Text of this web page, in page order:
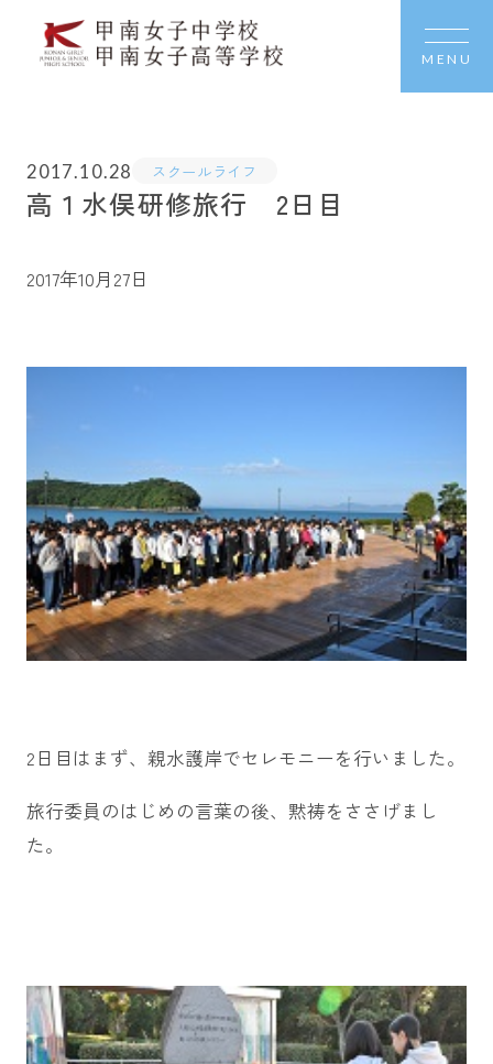
MENU
2017.10.28 スクールライフ
高１水俣研修旅行 2日目
2017年10月27日
2日目はまず、親水護岸でセレモニーを行いました。
旅行委員のはじめの言葉の後、黙祷をささげまし
た。